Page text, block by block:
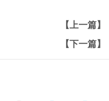
【上一篇】
【下一篇】